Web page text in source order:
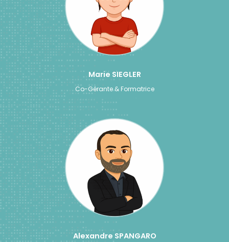
Marie SIEGLER
Co-Gérante & Formatrice
Alexandre SPANGARO